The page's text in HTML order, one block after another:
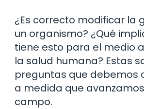
¿Es correcto modificar la
un organismo? ¿Qué
tiene esto para el medio
la salud humana? Estas
preguntas que debemos
a medida que
campo.